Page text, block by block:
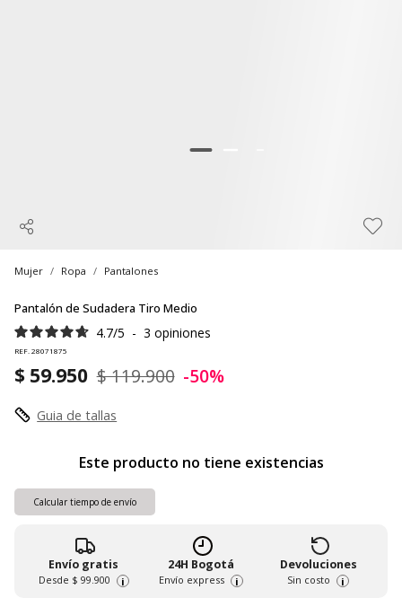
Mujer Ropa Pantalones
Pantalón de Sudadera Tiro Medio
4.7/5 - 3 opiniones
REF. 28071875
$ 59.950 $ 119.900 -50%
Guia de tallas
Este producto no tiene existencias
Calcular tiempo de envío
Envío gratis
Desde $ 99.900 i
24H Bogotá
Envío express i
Devoluciones
Sin costo i